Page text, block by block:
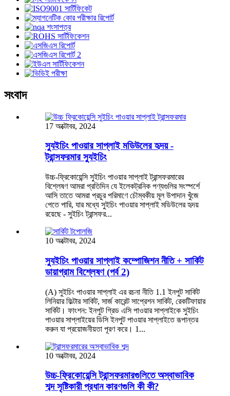
সংবাদ
17 অক্টোবর, 2024
স্যুইচিং পাওয়ার সাপ্লাই মডিউলের হৃদয় -
ট্রান্সফরমার স্যুইচিং
উচ্চ-ফ্রিকোয়েন্সি সুইচিং পাওয়ার সাপ্লাই ট্রান্সফরমারের
বিশ্লেষণ আমরা প্রতিদিন যে ইলেকট্রনিক পণ্যগুলির সংস্পর্শে
আসি তাতে আমরা প্রচুর পরিমাণে চৌম্বকীয় মূল উপাদান খুঁজে
পেতে পারি, যার মধ্যে সুইচিং পাওয়ার সাপ্লাই মডিউলের হৃদয়
রয়েছে - সুইচিং ট্রান্সফর...
10 অক্টোবর, 2024
স্যুইচিং পাওয়ার সাপ্লাই কম্পোজিশন নীতি + সার্কিট
ডায়াগ্রাম বিশ্লেষণ (পর্ব 2)
(A) সুইচিং পাওয়ার সাপ্লাই এর রচনা নীতি 1.1 ইনপুট সার্কিট
লিনিয়ার ফিল্টার সার্কিট, সার্জ কারেন্ট সাপ্রেশন সার্কিট, রেকটিফায়ার
সার্কিট। ফাংশন: ইনপুট গ্রিড এসি পাওয়ার সাপ্লাইকে সুইচিং
পাওয়ার সাপ্লাইয়ের ডিসি ইনপুট পাওয়ার সাপ্লাইতে রূপান্তর
করুন যা প্রয়োজনীয়তা পূরণ করে। 1...
10 অক্টোবর, 2024
উচ্চ-ফ্রিকোয়েন্সি ট্রান্সফরমারগুলিতে অস্বাভাবিক
শব্দ সৃষ্টিকারী প্রধান কারণগুলি কী কী?